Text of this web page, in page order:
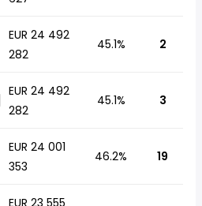
EUR 24 492
282
45.1% 2
EUR 24 492
282
45.1% 3
EUR 24 001
353
46.2% 19
EUR 23 555